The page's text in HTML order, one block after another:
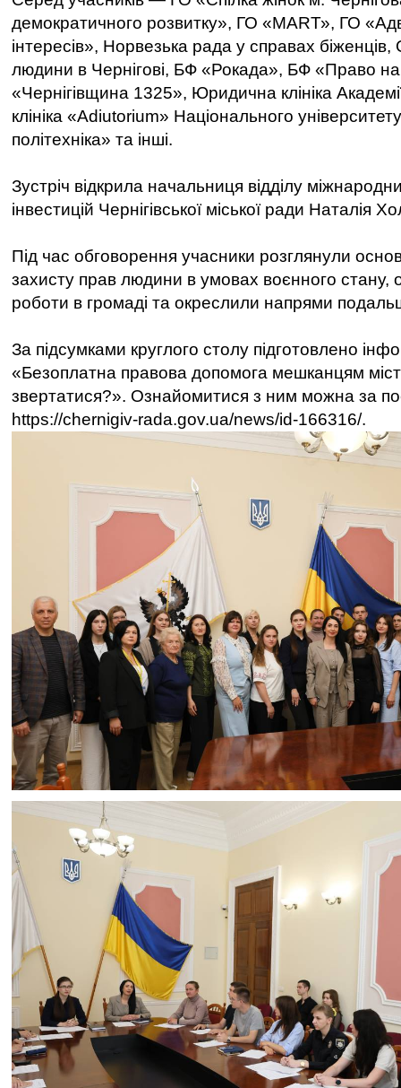
демократичного розвитку», ГО «МАRТ», ГО
інтересів», Норвезька рада у справах біженців,
людини в Чернігові, БФ «Рокада», БФ «Право на
«Чернігівщина 1325», Юридична клініка
клініка «Adiutorium» Національного
політехніка» та інші.
Зустріч відкрила начальниця відділу
інвестицій Чернігівської міської ради Наталія
Під час обговорення учасники розглянули
захисту прав людини в умовах воєнного стану,
роботи в громаді та окреслили напрями
За підсумками круглого столу підготовлено
«Безоплатна правова допомога мешканцям
звертатися?». Ознайомитися з ним можна за
https://chernigiv-rada.gov.ua/news/id-166316/.